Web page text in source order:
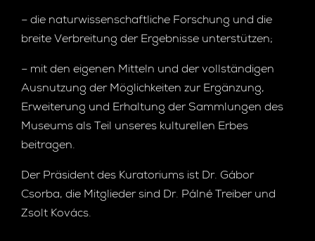
– die naturwissenschaftliche Forschung und die
breite Verbreitung der Ergebnisse unterstützen;
– mit den eigenen Mitteln und der vollständigen
Ausnutzung der Möglichkeiten zur Ergänzung,
Erweiterung und Erhaltung der Sammlungen des
Museums als Teil unseres kulturellen Erbes
beitragen.
Der Präsident des Kuratoriums ist Dr. Gábor
Csorba, die Mitglieder sind Dr. Pálné Treiber und
Zsolt Kovács.